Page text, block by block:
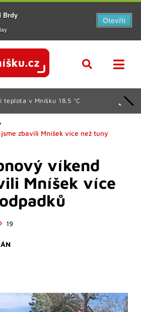
teplota v Mníšku 18.5 °C
zbavili Mníšek více než tuny
víkend
Mníšek více
19
Brdy
Otevřít